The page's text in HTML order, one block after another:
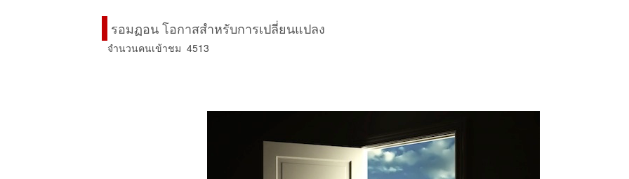
รอมฏอน โอกาสสำหรับการเปลี่ยนแปลง
จำนวนคนเข้าชม 4513